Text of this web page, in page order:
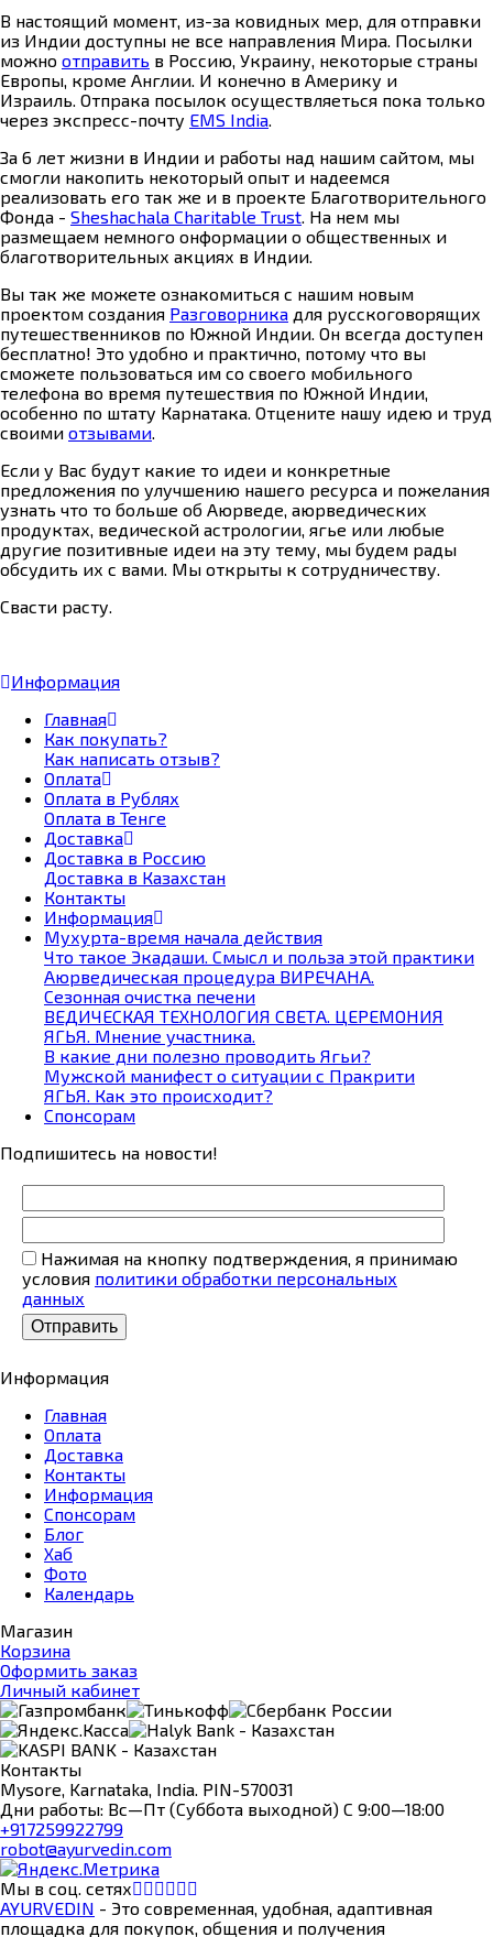
В настоящий момент, из-за ковидных мер, для отправки
из Индии доступны не все направления Мира. Посылки
можно отправить в Россию, Украину, некоторые страны
Европы, кроме Англии. И конечно в Америку и
Израиль. Отпрака посылок осуществляеться пока только
через экспресс-почту EMS India.
За 6 лет жизни в Индии и работы над нашим сайтом, мы
смогли накопить некоторый опыт и надеемся
реализовать его так же и в проекте Благотворительного
Фонда - Sheshachala Charitable Trust. На нем мы
размещаем немного онформации о общественных и
благотворительных акциях в Индии.
Вы так же можете ознакомиться с нашим новым
проектом создания Разговорника для русскоговорящих
путешественников по Южной Индии. Он всегда доступен
бесплатно! Это удобно и практично, потому что вы
сможете пользоваться им со своего мобильного
телефона во время путешествия по Южной Индии,
особенно по штату Карнатака. Отцените нашу идею и труд
своими отзывами.
Если у Вас будут какие то идеи и конкретные
предложения по улучшению нашего ресурса и пожелания
узнать что то больше об Аюрведе, аюрведических
продуктах, ведической астрологии, ягье или любые
другие позитивные идеи на эту тему, мы будем рады
обсудить их с вами. Мы открыты к сотрудничеству.
Свасти расту.
Информация
Главная
Как покупать?
Как написать отзыв?
Оплата
Оплата в Рублях
Оплата в Тенге
Доставка
Доставка в Россию
Доставка в Казахстан
Контакты
Информация
Мухурта-время начала действия
Что такое Экадаши. Смысл и польза этой практики
Аюрведическая процедура ВИРЕЧАНА.
Сезонная очистка печени
ВЕДИЧЕСКАЯ ТЕХНОЛОГИЯ СВЕТА. ЦЕРЕМОНИЯ
ЯГЬЯ. Мнение участника.
В какие дни полезно проводить Ягьи?
Мужской манифест о ситуации с Пракрити
ЯГЬЯ. Как это происходит?
Спонсорам
Подпишитесь на новости!
Нажимая на кнопку подтверждения, я принимаю
условия политики обработки персональных
данных
Информация
Главная
Оплата
Доставка
Контакты
Информация
Спонсорам
Блог
Хаб
Фото
Календарь
Магазин
Корзина
Оформить заказ
Личный кабинет
Контакты
Mysore, Karnataka, India. PIN-570031
Дни работы: Вс—Пт (Суббота выходной) С 9:00—18:00
+917259922799
robot@ayurvedin.com
Мы в соц. сетях
AYURVEDIN - Это современная, удобная, адаптивная
площадка для покупок, общения и получения